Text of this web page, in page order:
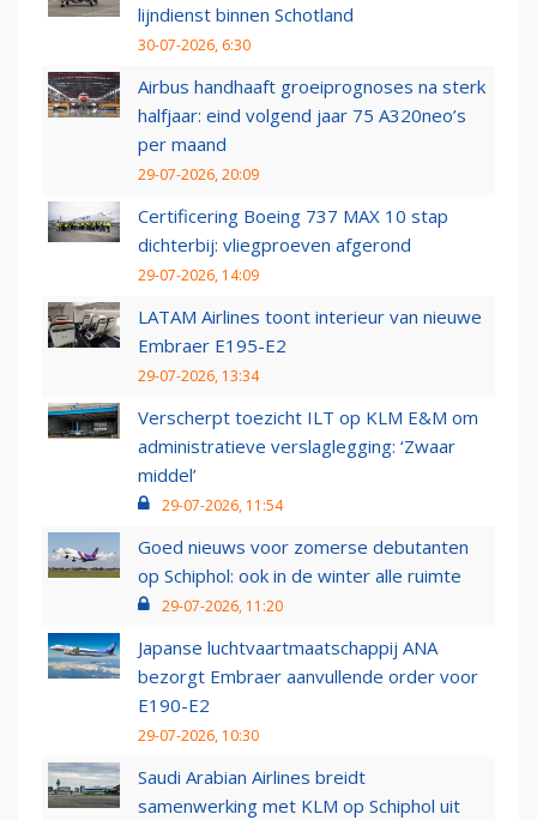
lijndienst binnen Schotland
30-07-2026, 6:30
Airbus handhaaft groeiprognoses na sterk
halfjaar: eind volgend jaar 75 A320neo’s
per maand
29-07-2026, 20:09
Certificering Boeing 737 MAX 10 stap
dichterbij: vliegproeven afgerond
29-07-2026, 14:09
LATAM Airlines toont interieur van nieuwe
Embraer E195-E2
29-07-2026, 13:34
Verscherpt toezicht ILT op KLM E&M om
administratieve verslaglegging: ‘Zwaar
middel’
29-07-2026, 11:54
Goed nieuws voor zomerse debutanten
op Schiphol: ook in de winter alle ruimte
29-07-2026, 11:20
Japanse luchtvaartmaatschappij ANA
bezorgt Embraer aanvullende order voor
E190-E2
29-07-2026, 10:30
Saudi Arabian Airlines breidt
samenwerking met KLM op Schiphol uit